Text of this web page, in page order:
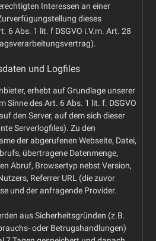
Interessen an einer
dieses
6 Abs. 1 lit. f DSGVO i.V.m. Art. 28
und Logfiles
erhebt auf Grundlage unserer
Sinne des Art. 6 Abs. 1 lit. f. DSGVO
den Server, auf dem sich dieser
Serverlogfiles). Zu den
der abgerufenen Webseite, Datei,
übertragene Datenmenge,
Abruf, Browsertyp nebst Version,
Referrer URL (die zuvor
und der anfragende Provider.
aus Sicherheitsgründen (z.B.
oder Betrugshandlungen)